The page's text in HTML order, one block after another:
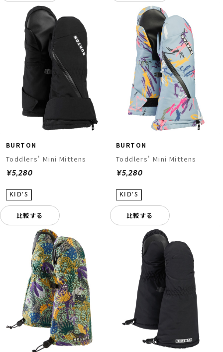
BURTON
Toddlers' Mini Mittens
¥5,280
比較する
BURTON
Toddlers' Mini Mittens
¥5,280
比較する